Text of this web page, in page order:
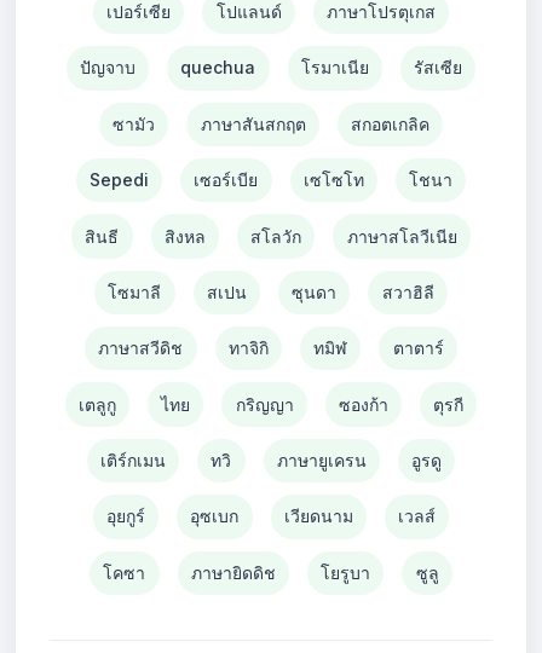
เปอร์เซีย โปแลนด์ ภาษาโปรตุเกส
ปัญจาบ quechua โรมาเนีย รัสเซีย
ซามัว ภาษาสันสกฤต สกอตเกลิค
Sepedi เซอร์เบีย เซโซโท โชนา
สินธี สิงหล สโลวัก ภาษาสโลวีเนีย
โซมาลี สเปน ซุนดา สวาฮิลี
ภาษาสวีดิช ทาจิกิ ทมิฬ ตาตาร์
เตลูกู ไทย กริญญา ซองก้า ตุรกี
เติร์กเมน ทวิ ภาษายูเครน อูรดู
อุยกูร์ อุซเบก เวียดนาม เวลส์
โคซา ภาษายิดดิช โยรูบา ซูลู